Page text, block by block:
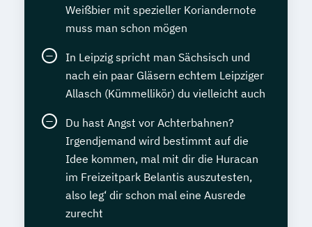
Weißbier mit spezieller Koriandernote
muss man schon mögen
In Leipzig spricht man Sächsisch und
nach ein paar Gläsern echtem Leipziger
Allasch (Kümmellikör) du vielleicht auch
Du hast Angst vor Achterbahnen?
Irgendjemand wird bestimmt auf die
Idee kommen, mal mit dir die Huracan
im Freizeitpark Belantis auszutesten,
also leg‘ dir schon mal eine Ausrede
zurecht